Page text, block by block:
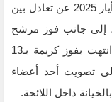
أسفرت الانتخابات البلدية التي جرت في 11 أيار 2025 عن تعادل بين
كل منهما على 11 مقعدًا، إلى جانب فوز مرشح
مستقل واحد. إلا أن جلسة انتخاب الرئيس انتهت بفوز كريمة بـ13
إلى تصويت أحد أعضاء
داخل اللائحة.